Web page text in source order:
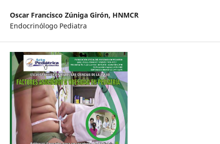
Oscar Francisco Zúniga Girón, HNMCR
Endocrinólogo Pediatra